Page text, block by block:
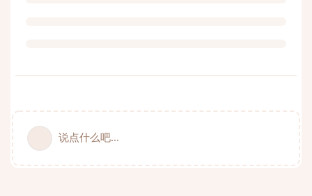
说点什么吧...